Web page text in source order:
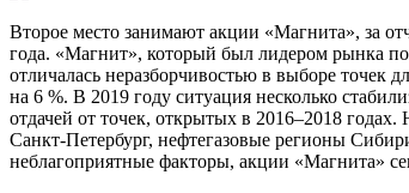
Второе место занимают акции «Магнита», за
года. «Магнит», который был лидером рынка
отличалась неразборчивостью в выборе точек
на 6 %. В 2019 году ситуация несколько
отдачей от точек, открытых в 2016–2018
Санкт-Петербург, нефтегазовые регионы
неблагоприятные факторы, акции «Магнита»